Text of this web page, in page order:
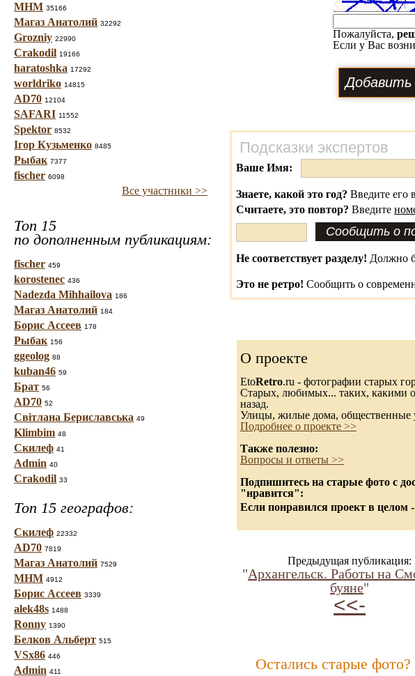
МНМ 35166
Магаз Анатолий 32292
Grozniy 22990
Crakodil 19166
haratoshka 17292
worldriko 14815
AD70 12104
SAFARI 11552
Spektor 8532
Ігор Кузьменко 8485
Рыбак 7377
fischer 6098
Все участники >>
Топ 15
по дополненным публикациям:
fischer 459
korostenec 436
Nadezda Mihhailova 186
Магаз Анатолий 184
Борис Ассеев 178
Рыбак 156
ggeolog 88
kuban46 59
Брат 56
AD70 52
Світлана Бериславська 49
Klimbim 48
Скилеф 41
Admin 40
Crakodil 33
Топ 15 географов:
Скилеф 22332
AD70 7819
Магаз Анатолий 7529
МНМ 4912
Борис Ассеев 3339
alek48s 1488
Ronny 1390
Белков Альберт 515
VSx86 446
Admin 411
Пожалуйста,
Если у Вас
Подсказки экспертов
Ваше Имя:
Знаете, какой это год? Введите его
Считаете, это повтор? Введите
Не соответствует разделу! Должно
Это не ретро! Сообщить о
О проекте
EtoRetro.ru - фотографии старых
Старых, любимых... таких, какими
назад.
Улицы, жилые дома, общественные
Подробнее о проекте >>
Также полезно:
Вопросы и ответы >>
Подпишитесь на старые фото с
"нравится":
Если понравился проект в целом
Предыдущая публикация:
"Архангельск. Работы на
буяне"
<<-
Остались старые фото?